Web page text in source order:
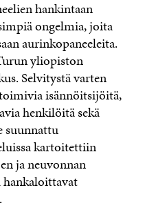
hankintaan
ongelmia, joita
aurinkopaneeleita.
yliopiston
Selvitystä varten
isännöitsijöitä,
henkilöitä sekä
kartoitettiin
ja neuvonnan